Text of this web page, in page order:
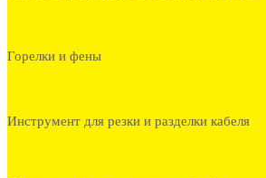
Горелки и фены
Инструмент для резки и разделки кабеля